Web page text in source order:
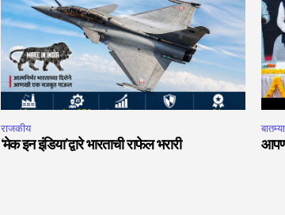
राजकीय
‘मेक इन इंडिया’द्वारे भारताची राफेल भरारी
बातम्या
आपण